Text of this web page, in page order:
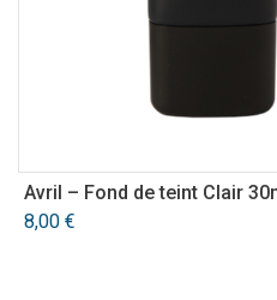
Avril – Fond de teint Clair
8,00 €